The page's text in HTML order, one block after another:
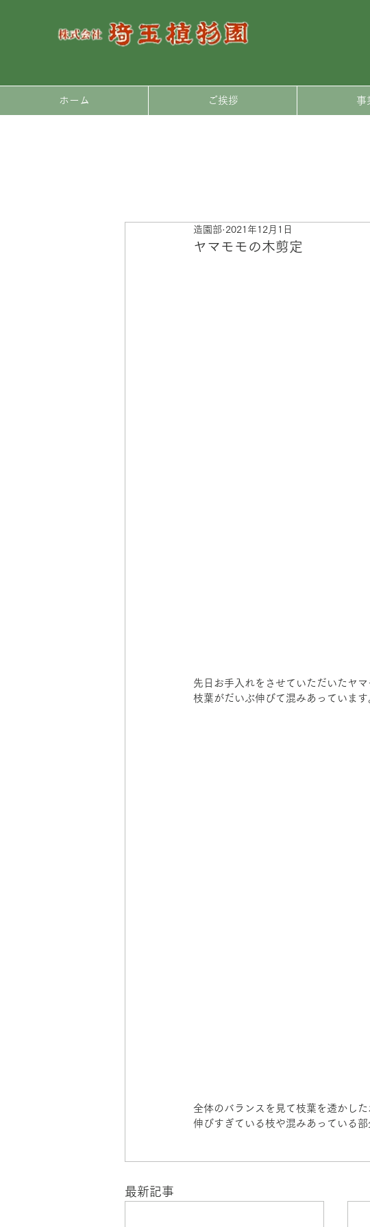
ホーム ご挨拶 事
ヤマモモの木剪定
造園部 2021年12月1日
先日お手入れをさせていただいたヤマ
枝葉がだいぶ伸びて混みあっています
全体のバランスを見て枝葉を透かした
伸びすぎている枝や混みあっている
最新記事